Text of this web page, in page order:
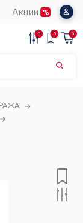
Акции
0 0 0